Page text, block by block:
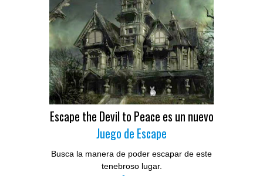
Escape the Devil to Peace es un nuevo
Juego de Escape
Busca la manera de poder escapar de este
tenebroso lugar.